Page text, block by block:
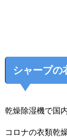
シャープの
乾燥除湿機で国
コロナの衣類乾